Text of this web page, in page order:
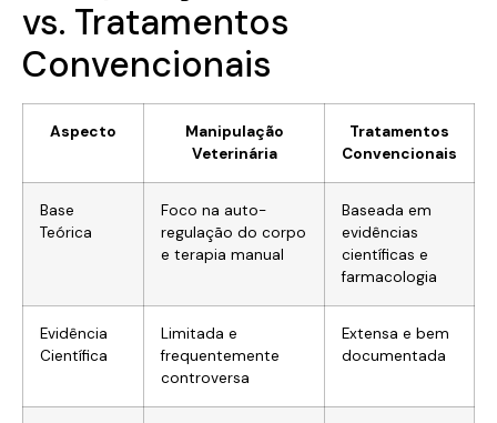
vs. Tratamentos
Convencionais
Aspecto
Manipulação
Veterinária
Tratamentos
Convencionais
Base
Teórica
Foco na auto-
regulação do corpo
e terapia manual
Baseada em
evidências
científicas e
farmacologia
Evidência
Científica
Limitada e
frequentemente
controversa
Extensa e bem
documentada